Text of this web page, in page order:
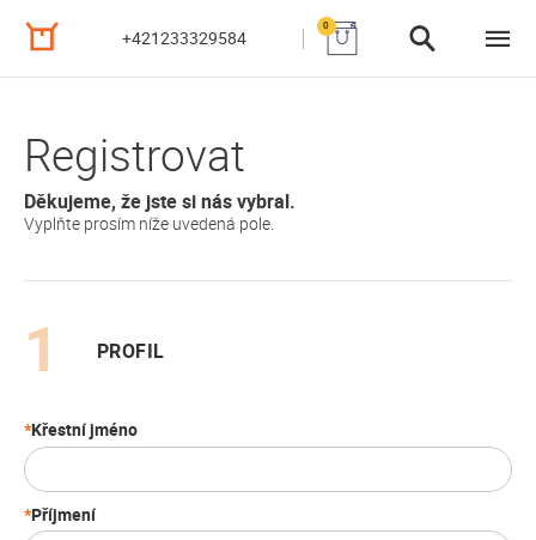
+421233329584
0
Registrovat
Děkujeme, že jste si nás vybral.
Vyplňte prosím níže uvedená pole.
PROFIL
Křestní jméno
Příjmení